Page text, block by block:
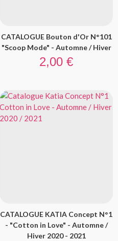
CATALOGUE Bouton d'Or N°101
"Scoop Mode" - Automne / Hiver
Prix
2,00 €
CATALOGUE KATIA Concept N°1
- "Cotton in Love" - Automne /
Hiver 2020 - 2021